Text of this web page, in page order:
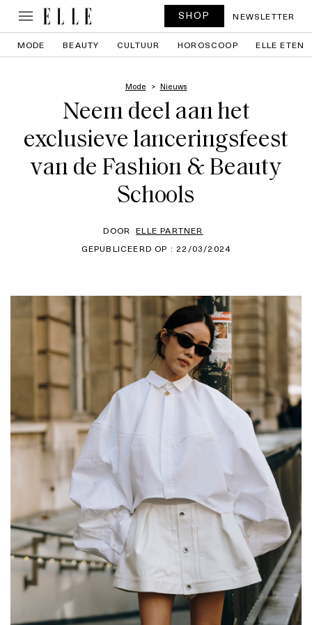
SHOP NEWSLETTER
MODE BEAUTY CULTUUR HOROSCOOP ELLE ETEN
Mode Nieuws
Neem deel aan het
exclusieve lanceringsfeest
van de Fashion & Beauty
Schools
DOOR ELLE PARTNER
GEPUBLICEERD OP : 22/03/2024